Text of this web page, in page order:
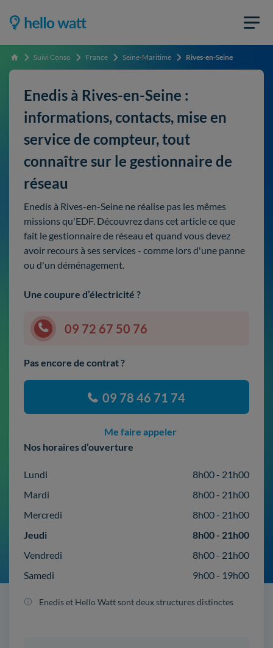
Accueil Suivi Conso France Seine-Maritime Rives-en-Seine
Enedis à Rives-en-Seine :
informations, contacts, mise en
service de compteur, tout
connaître sur le gestionnaire de
réseau
Enedis à Rives-en-Seine ne réalise pas les mêmes
missions qu'EDF. Découvrez dans cet article ce que
fait le gestionnaire de réseau et quand vous devez
avoir recours à ses services - comme lors d'une panne
ou d'un déménagement.
Une coupure d’électricité ?
09 72 67 50 76
Pas encore de contrat ?
09 78 46 71 74
Me faire appeler
Nos horaires d’ouverture
Lundi
8h00 - 21h00
Mardi
8h00 - 21h00
Mercredi
8h00 - 21h00
Jeudi
8h00 - 21h00
Vendredi
8h00 - 21h00
Samedi
9h00 - 19h00
Enedis et Hello Watt sont deux structures distinctes